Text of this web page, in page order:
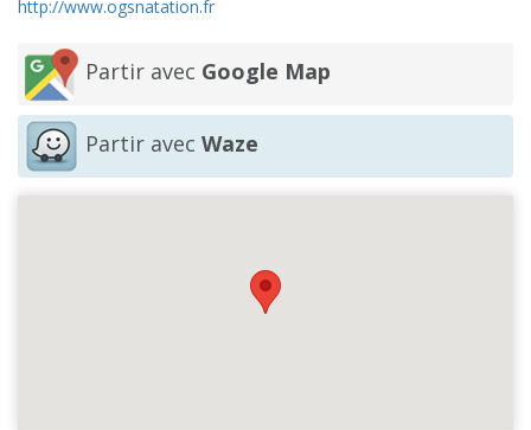
http://www.ogsnatation.fr
Partir avec Google Map
Partir avec Waze